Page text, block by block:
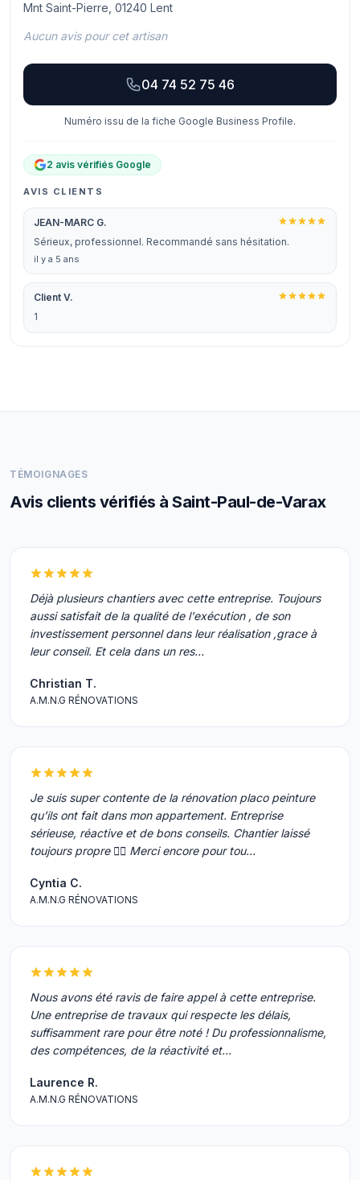
Mnt Saint-Pierre, 01240 Lent
Aucun avis pour cet artisan
04 74 52 75 46
Numéro issu de la fiche Google Business Profile.
2 avis vérifiés Google
AVIS CLIENTS
JEAN-MARC G.
Sérieux, professionnel. Recommandé sans hésitation.
il y a 5 ans
Client V.
1
TÉMOIGNAGES
Avis clients vérifiés à Saint-Paul-de-Varax
Déjà plusieurs chantiers avec cette entreprise. Toujours
aussi satisfait de la qualité de l'exécution , de son
investissement personnel dans leur réalisation ,grace à
leur conseil. Et cela dans un res…
Christian T.
A.M.N.G RÉNOVATIONS
Je suis super contente de la rénovation placo peinture
qu’ils ont fait dans mon appartement. Entreprise
sérieuse, réactive et de bons conseils. Chantier laissé
toujours propre 👌🏼 Merci encore pour tou…
Cyntia C.
A.M.N.G RÉNOVATIONS
Nous avons été ravis de faire appel à cette entreprise.
Une entreprise de travaux qui respecte les délais,
suffisamment rare pour être noté ! Du professionnalisme,
des compétences, de la réactivité et…
Laurence R.
A.M.N.G RÉNOVATIONS